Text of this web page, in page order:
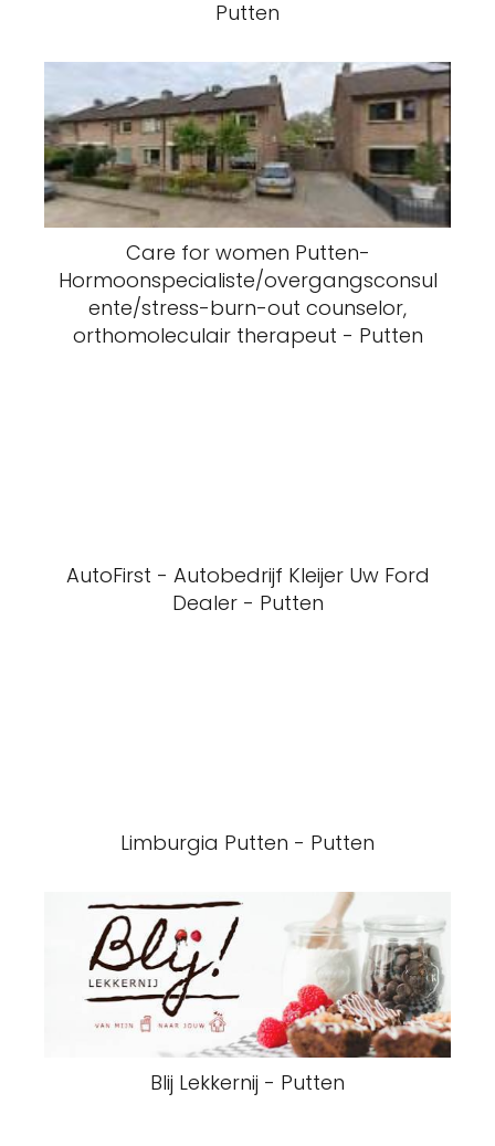
Putten
Care for women Putten-
Hormoonspecialiste/overgangsconsul
ente/stress-burn-out counselor,
orthomoleculair therapeut - Putten
AutoFirst - Autobedrijf Kleijer Uw Ford
Dealer - Putten
Limburgia Putten - Putten
Blij Lekkernij - Putten